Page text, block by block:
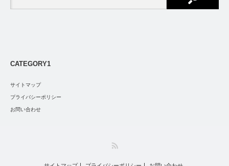
CATEGORY1
サイトマップ
プライバシーポリシー
お問い合わせ